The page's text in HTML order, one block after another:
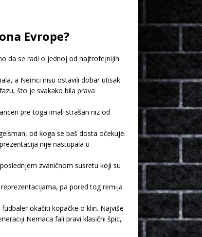
Evrope?
da se radi o jednoj od najtrofejnijih
a Nemci nisu ostavili dobar utisak
što je svakako bila prava
pre toga imali strašan niz od
od koga se baš dosta očekuje.
nije nastupala u
zvaničnom susretu koji su
pa pored tog remija
okačiti kopačke o klin. Najviše
Nemaca fali pravi klasični špic,